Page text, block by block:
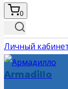
0
Личный
Armadillo